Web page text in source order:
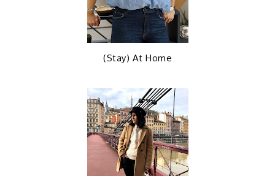
(Stay) At Home